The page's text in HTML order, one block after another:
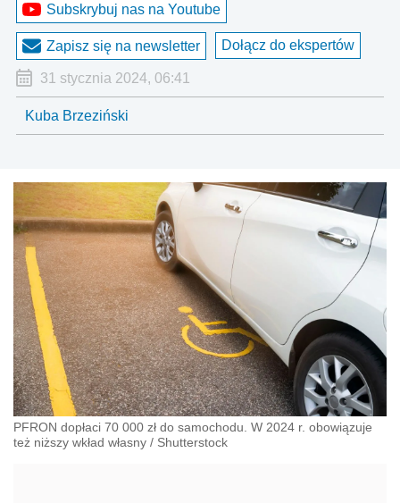
Subskrybuj nas na Youtube
Zapisz się na newsletter Dołącz do ekspertów
31 stycznia 2024, 06:41
Kuba Brzeziński
PFRON dopłaci 70 000 zł do samochodu. W 2024 r. obowiązuje
też niższy wkład własny / Shutterstock